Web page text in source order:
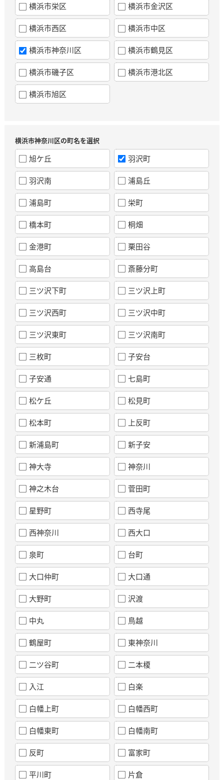
横浜市栄区 横浜市金沢区
横浜市西区 横浜市中区
横浜市神奈川区 横浜市鶴見区
横浜市磯子区 横浜市港北区
横浜市旭区
横浜市神奈川区の町名を選択
旭ケ丘 羽沢町
羽沢南 浦島丘
浦島町 栄町
橋本町 桐畑
金港町 栗田谷
高島台 斎藤分町
三ツ沢下町 三ツ沢上町
三ツ沢西町 三ツ沢中町
三ツ沢東町 三ツ沢南町
三枚町 子安台
子安通 七島町
松ケ丘 松見町
松本町 上反町
新浦島町 新子安
神大寺 神奈川
神之木台 菅田町
星野町 西寺尾
西神奈川 西大口
泉町 台町
大口仲町 大口通
大野町 沢渡
中丸 鳥越
鶴屋町 東神奈川
二ツ谷町 二本榎
入江 白楽
白幡上町 白幡西町
白幡東町 白幡南町
反町 富家町
平川町 片倉